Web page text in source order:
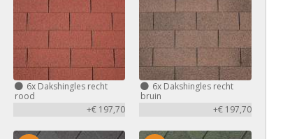
6xDakshingles recht
rood
+€ 197,70
6x Dakshingles recht
bruin
+€ 197,70